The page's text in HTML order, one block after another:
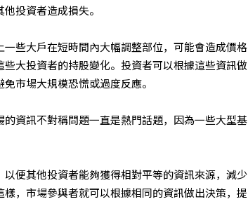
投資者造成損失。
些大戶在短時間內大幅調整部位，可能會造成價格
大投資者的持股變化。投資者可以根據這些資訊做
市場大規模恐慌或過度反應。
的資訊不對稱問題一直是熱門話題，因為一些大型基
便其他投資者能夠獲得相對平等的資訊來源，減少
，市場參與者就可以根據相同的資訊做出決策，提